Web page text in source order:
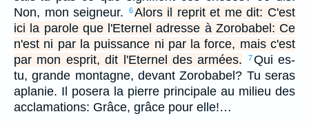
Non, mon seigneur.
6Alors il reprit et me dit: C'est
ici la parole que l'Eternel adresse à Zorobabel: Ce
n'est ni par la puissance ni par la force, mais c'est
par mon esprit, dit l'Eternel des armées.
7Qui es-
tu, grande montagne, devant Zorobabel? Tu seras
aplanie. Il posera la pierre principale au milieu des
acclamations: Grâce, grâce pour elle!…